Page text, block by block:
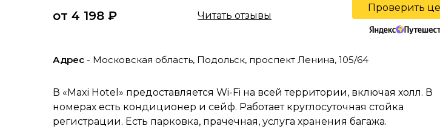
от 4 198 ₽ Читать отзывы
Проверить
Адрес - Московская область, Подольск, проспект Ленина, 105/64
В «Maxi Hotel» предоставляется Wi-Fi на всей территории, включая холл. В
номерах есть кондиционер и сейф. Работает круглосуточная стойка
регистрации. Есть парковка, прачечная, услуга хранения багажа.